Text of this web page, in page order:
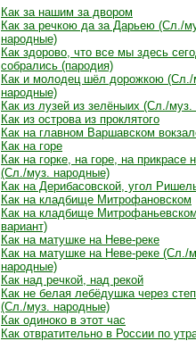
Как за нашим за двором
Как за речкою да за Дарьею (Сл./
народные)
Как здоpово, что все мы здесь
собpались (пародия)
Как и молодец шёл дорожкою (Сл./
народные)
Как из лузей из зелёныих (Сл./
Как из острова из проклятого
Как на главном Варшавском
Как на горе
Как на горке, на горе, на прикрасе
(Сл./муз. народные)
Как на Дерибасовской, угол
Как на кладбище Митрофановском
Как на кладбище
вариант)
Как на матушке на Неве-реке
Как на матушке на Неве-реке (Сл./
народные)
Как над речкой, над рекой
Как не белая лебёдушка через
(Сл./муз. народные)
Как одиноко в этот час
Как отвратительно в России по